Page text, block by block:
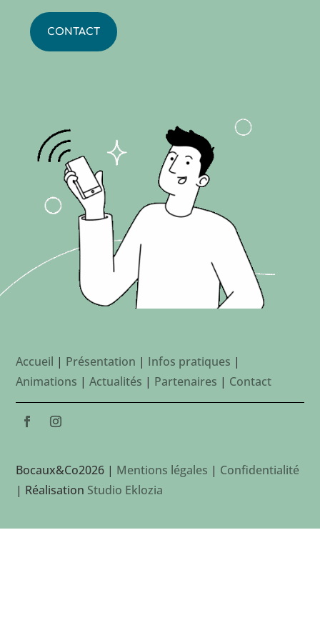
CONTACT
Accueil | Présentation | Infos pratiques |
Animations |Actualités | Partenaires | Contact
Bocaux&Co2026 | Mentions légales | Confidentialité
| Réalisation Studio Eklozia